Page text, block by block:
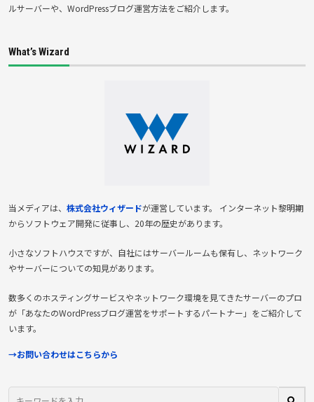
ルサーバーや、WordPressブログ運営方法をご紹介します。
What’s Wizard
当メディアは、 株式会社ウィザードが運営しています。 インターネット黎明期
からソフトウェア開発に従事し、20年の歴史があります。
小さなソフトハウスですが、自社にはサーバールームも保有し、ネットワーク
やサーバーについての知見があります。
数多くのホスティングサービスやネットワーク環境を見てきたサーバーのプロ
が「あなたのWordPressブログ運営をサポートするパートナー」をご紹介して
います。
→お問い合わせはこちらから